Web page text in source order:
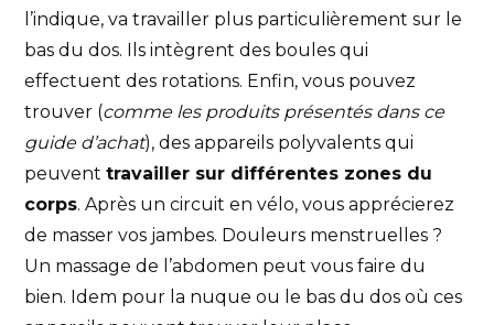
l’indique, va travailler plus particulièrement sur le
bas du dos. Ils intègrent des boules qui
effectuent des rotations. Enfin, vous pouvez
trouver (comme les produits présentés dans ce
guide d’achat), des appareils polyvalents qui
peuventtravailler sur différentes zones du
corps. Après un circuit en vélo, vous apprécierez
de masser vos jambes. Douleurs menstruelles ?
Un massage de l’abdomen peut vous faire du
bien. Idem pour la nuque ou le bas du dos où ces